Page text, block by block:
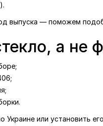
выпуска — поможем
а не
или установить